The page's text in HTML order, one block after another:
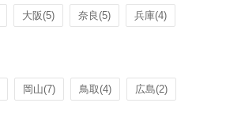
大阪(5) 奈良(5) 兵庫(4)
岡山(7) 鳥取(4) 広島(2)